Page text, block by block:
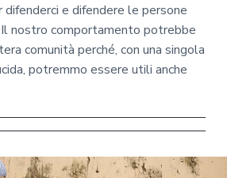
difenderci e difendere le persone
Il nostro comportamento potrebbe
comunità perché, con una singola
potremmo essere utili anche